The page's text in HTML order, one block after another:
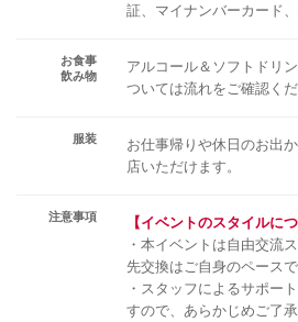
証、マイナンバーカード
お食事
飲み物
アルコール＆ソフトドリ
ついては流れをご確認くだ
服装
お仕事帰りや休日のお出
店いただけます。
注意事項
【イベントのスタイルにつ
・本イベントは自由交流
先交換はご自身のペース
・スタッフによるサポー
すので、あらかじめご了承